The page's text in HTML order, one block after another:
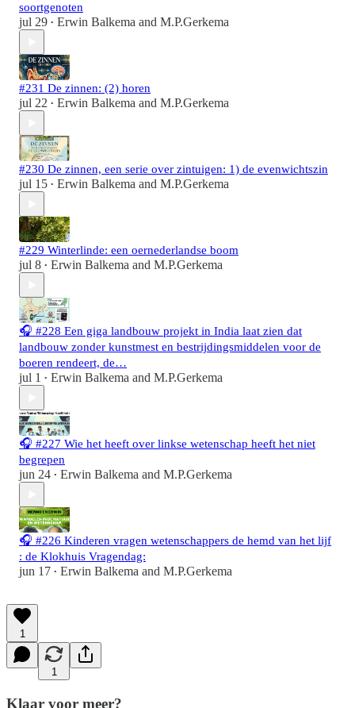
soortgenoten
jul 29 • Erwin Balkema and M.P.Gerkema
#231 De zinnen: (2) horen
jul 22 • Erwin Balkema and M.P.Gerkema
#230 De zinnen, een serie over zintuigen: 1) de evenwichtszin
jul 15 • Erwin Balkema and M.P.Gerkema
#229 Winterlinde: een oernederlandse boom
jul 8 • Erwin Balkema and M.P.Gerkema
🎧 #228 Een giga landbouw projekt in India laat zien dat
landbouw zonder kunstmest en bestrijdingsmiddelen voor de
boeren rendeert, de…
jul 1 • Erwin Balkema and M.P.Gerkema
🎧 #227 Wie het heeft over linkse wetenschap heeft het niet
begrepen
jun 24 • Erwin Balkema and M.P.Gerkema
🎧 #226 Kinderen vragen wetenschappers de hemd van het lijf
: de Klokhuis Vragendag:
jun 17 • Erwin Balkema and M.P.Gerkema
1
1
Klaar voor meer?